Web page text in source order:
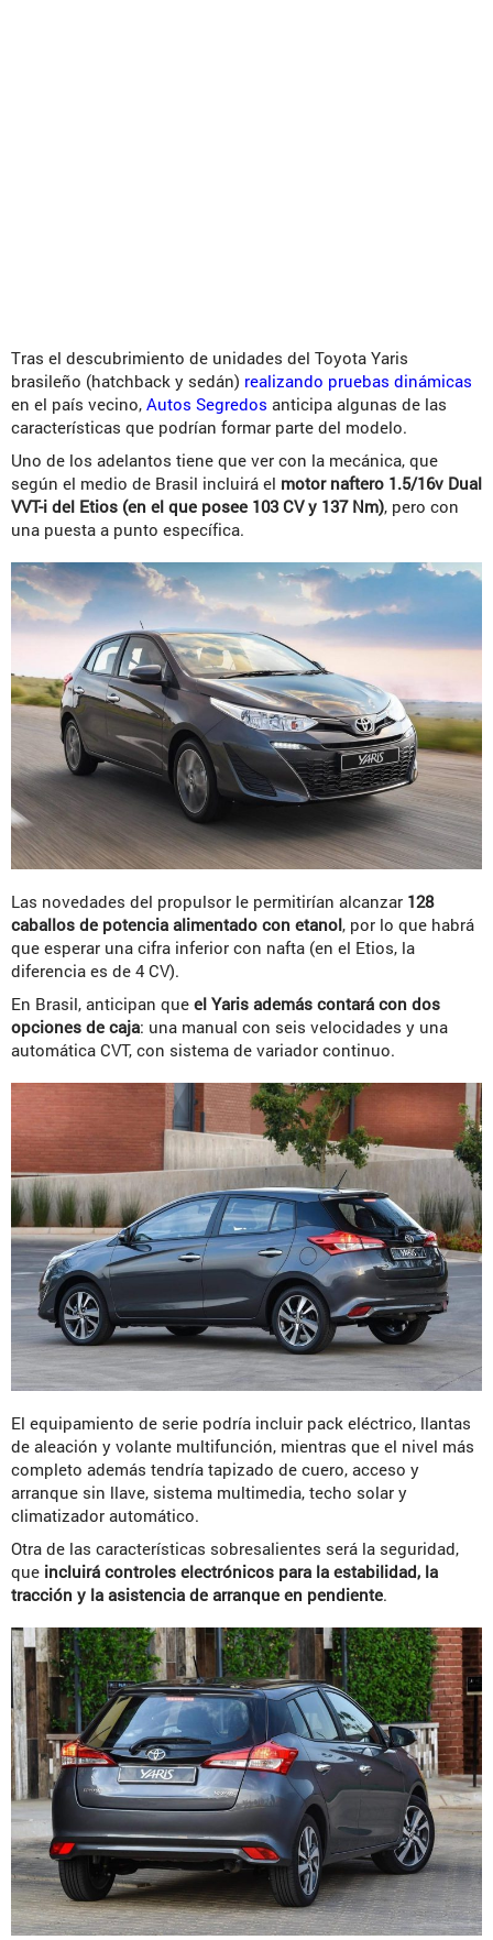
Tras el descubrimiento de unidades del Toyota Yaris
brasileño (hatchback y sedán) realizando pruebas dinámicas
en el país vecino, Autos Segredos anticipa algunas de las
características que podrían formar parte del modelo.
Uno de los adelantos tiene que ver con la mecánica, que
según el medio de Brasil incluirá el motor naftero 1.5/16v Dual
VVT-i del Etios (en el que posee 103 CV y 137 Nm), pero con
una puesta a punto específica.
Las novedades del propulsor le permitirían alcanzar 128
caballos de potencia alimentado con etanol, por lo que habrá
que esperar una cifra inferior con nafta (en el Etios, la
diferencia es de 4 CV).
En Brasil, anticipan que el Yaris además contará con dos
opciones de caja: una manual con seis velocidades y una
automática CVT, con sistema de variador continuo.
El equipamiento de serie podría incluir pack eléctrico, llantas
de aleación y volante multifunción, mientras que el nivel más
completo además tendría tapizado de cuero, acceso y
arranque sin llave, sistema multimedia, techo solar y
climatizador automático.
Otra de las características sobresalientes será la seguridad,
que incluirá controles electrónicos para la estabilidad, la
tracción y la asistencia de arranque en pendiente.